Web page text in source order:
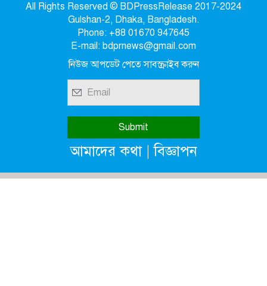
All Rights Reserved © BDPressRelease 2017-2024
Gulshan-2, Dhaka, Bangladesh.
Phone: +88 01670 947645
E-mail: bdprnews@gmail.com
নিউজ আপডেট পেতে সাবস্ক্রাইব করুন
আমাদের কথা|বিজ্ঞাপন